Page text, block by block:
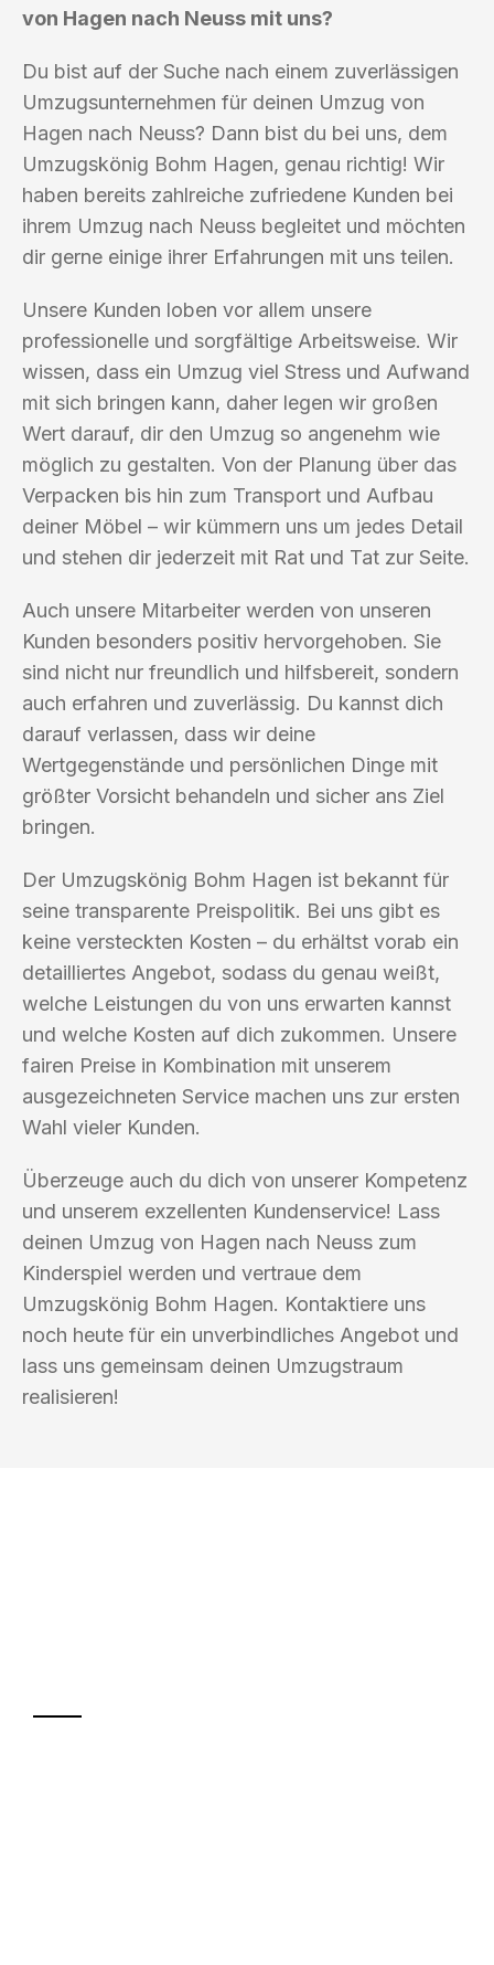
von Hagen nach Neuss mit uns?
Du bist auf der Suche nach einem zuverlässigen
Umzugsunternehmen für deinen Umzug von
Hagen nach Neuss? Dann bist du bei uns, dem
Umzugskönig Bohm Hagen, genau richtig! Wir
haben bereits zahlreiche zufriedene Kunden bei
ihrem Umzug nach Neuss begleitet und möchten
dir gerne einige ihrer Erfahrungen mit uns teilen.
Unsere Kunden loben vor allem unsere
professionelle und sorgfältige Arbeitsweise. Wir
wissen, dass ein Umzug viel Stress und Aufwand
mit sich bringen kann, daher legen wir großen
Wert darauf, dir den Umzug so angenehm wie
möglich zu gestalten. Von der Planung über das
Verpacken bis hin zum Transport und Aufbau
deiner Möbel – wir kümmern uns um jedes Detail
und stehen dir jederzeit mit Rat und Tat zur Seite.
Auch unsere Mitarbeiter werden von unseren
Kunden besonders positiv hervorgehoben. Sie
sind nicht nur freundlich und hilfsbereit, sondern
auch erfahren und zuverlässig. Du kannst dich
darauf verlassen, dass wir deine
Wertgegenstände und persönlichen Dinge mit
größter Vorsicht behandeln und sicher ans Ziel
bringen.
Der Umzugskönig Bohm Hagen ist bekannt für
seine transparente Preispolitik. Bei uns gibt es
keine versteckten Kosten – du erhältst vorab ein
detailliertes Angebot, sodass du genau weißt,
welche Leistungen du von uns erwarten kannst
und welche Kosten auf dich zukommen. Unsere
fairen Preise in Kombination mit unserem
ausgezeichneten Service machen uns zur ersten
Wahl vieler Kunden.
Überzeuge auch du dich von unserer Kompetenz
und unserem exzellenten Kundenservice! Lass
deinen Umzug von Hagen nach Neuss zum
Kinderspiel werden und vertraue dem
Umzugskönig Bohm Hagen. Kontaktiere uns
noch heute für ein unverbindliches Angebot und
lass uns gemeinsam deinen Umzugstraum
realisieren!